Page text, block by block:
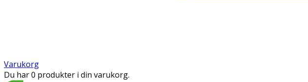
Varukorg
Du har 0 produkter i din varukorg.